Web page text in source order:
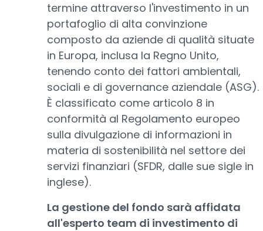
termine attraverso l'investimento in un
portafoglio di alta convinzione
composto da aziende di qualità situate
in Europa, inclusa la Regno Unito,
tenendo conto dei fattori ambientali,
sociali e di governance aziendale (ASG).
È classificato come articolo 8 in
conformità al Regolamento europeo
sulla divulgazione di informazioni in
materia di sostenibilità nel settore dei
servizi finanziari (SFDR, dalle sue sigle in
inglese).
La gestione del fondo sarà affidata
all'esperto team di investimento di